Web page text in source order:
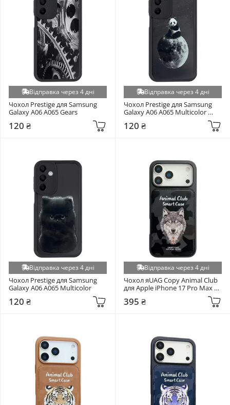
Відправка через 4 дні
Чохол Prestige для Samsung
Galaxy A06 A065 Gears
120 ₴
Відправка через 4 дні
Чохол Prestige для Samsung
Galaxy A06 A065 Multicolor
120 ₴
Відправка через 4 дні
Чохол Prestige для Samsung
Galaxy A06 A065 Multicolor
120 ₴
Відправка через 4 дні
Чохол яUAG Copy Animal Club
для Apple iPhone 17 Pro Max
395 ₴